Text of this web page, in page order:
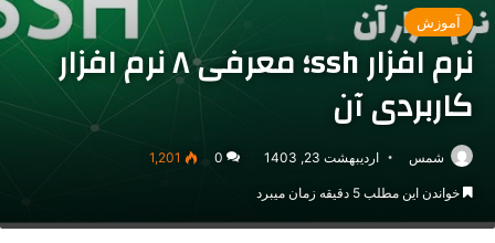
آموزش
نرم افزار ssh؛ معرفی ۸ نرم افزار
کاربردی آن
شمس اردیبهشت 23, 1403 0
1,201
خواندن این مطلب 5 دقیقه زمان میبرد